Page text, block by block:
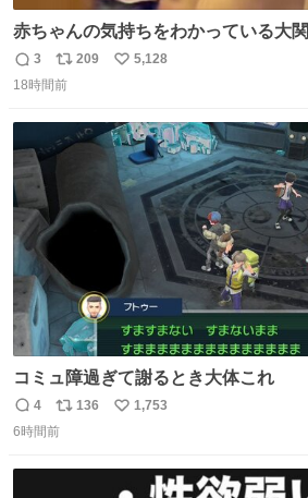
赤ちゃんの気持ちをわかっている大関
返
信
3
リ
ポ
ト
209
い
数
5,128
18時間前
コミュ障過ぎて謝るとき大体これ
返
信
4
リ
ポ
136
い
1,753
6時間前